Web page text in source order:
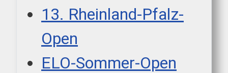
13. Rheinland-Pfalz-
Open
ELO-Sommer-Open